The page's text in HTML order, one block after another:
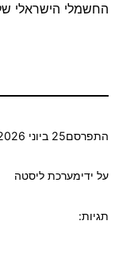
החשמלי הישראלי של
התפרסם25 ביוני 2026
על ידימערכת ליסטה
תגיות: